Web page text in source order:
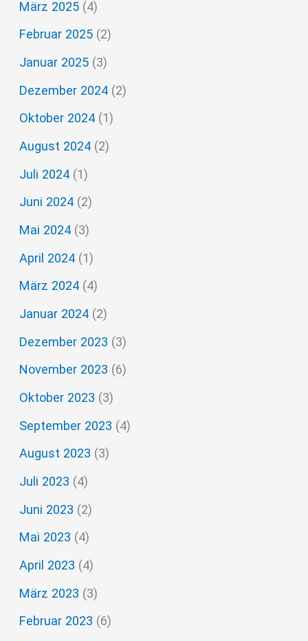
März 2025 (4)
Februar 2025 (2)
Januar 2025 (3)
Dezember 2024 (2)
Oktober 2024 (1)
August 2024 (2)
Juli 2024 (1)
Juni 2024 (2)
Mai 2024 (3)
April 2024 (1)
März 2024 (4)
Januar 2024 (2)
Dezember 2023 (3)
November 2023 (6)
Oktober 2023 (3)
September 2023 (4)
August 2023 (3)
Juli 2023 (4)
Juni 2023 (2)
Mai 2023 (4)
April 2023 (4)
März 2023 (3)
Februar 2023 (6)